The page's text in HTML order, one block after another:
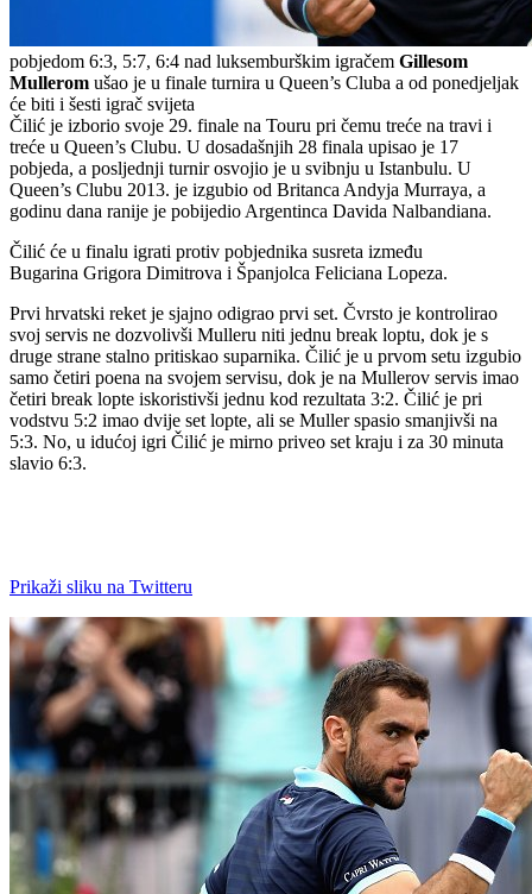
pobjedom 6:3, 5:7, 6:4 nad luksemburškim igračem Gillesom
Mullerom ušao je u finale turnira u Queen’s Cluba a od ponedjeljak
će biti i šesti igrač svijeta
Čilić je izborio svoje 29. finale na Touru pri čemu treće na travi i
treće u Queen’s Clubu. U dosadašnjih 28 finala upisao je 17
pobjeda, a posljednji turnir osvojio je u svibnju u Istanbulu. U
Queen’s Clubu 2013. je izgubio od Britanca Andyja Murraya, a
godinu dana ranije je pobijedio Argentinca Davida Nalbandiana.
Čilić će u finalu igrati protiv pobjednika susreta između
Bugarina Grigora Dimitrova i Španjolca Feliciana Lopeza.
Prvi hrvatski reket je sjajno odigrao prvi set. Čvrsto je kontrolirao
svoj servis ne dozvolivši Mulleru niti jednu break loptu, dok je s
druge strane stalno pritiskao suparnika. Čilić je u prvom setu izgubio
samo četiri poena na svojem servisu, dok je na Mullerov servis imao
četiri break lopte iskoristivši jednu kod rezultata 3:2. Čilić je pri
vodstvu 5:2 imao dvije set lopte, ali se Muller spasio smanjivši na
5:3. No, u idućoj igri Čilić je mirno priveo set kraju i za 30 minuta
slavio 6:3.
Prikaži sliku na Twitteru